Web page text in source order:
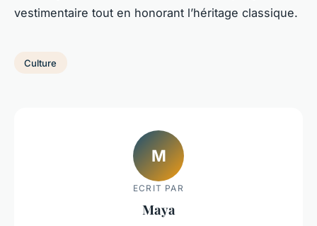
vestimentaire tout en honorant l’héritage classique.
Culture
M
ECRIT PAR
Maya